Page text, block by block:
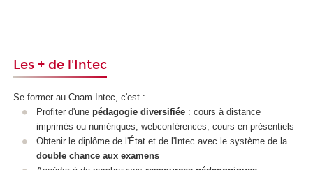
Les + de l'Intec
Se former au Cnam Intec, c'est :
Profiter d'une pédagogie diversifiée: cours à distance
imprimés ou numériques, webconférences, cours en présentiels
Obtenir le diplôme de l'État et de l'Intec avec le système de la
double chance aux examens